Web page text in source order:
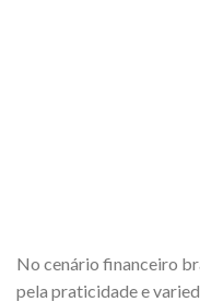
No cenário financeiro
pela praticidade e